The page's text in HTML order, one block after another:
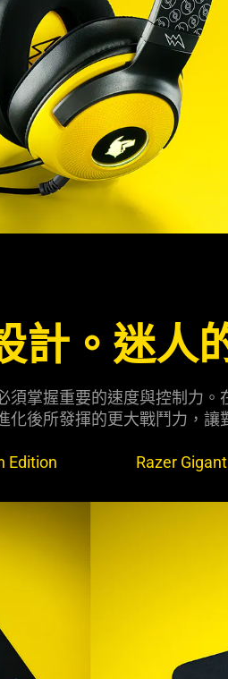
計。迷人
掌握重要的速度與控制力
化後所發揮的更大戰鬥力，讓
Edition Razer